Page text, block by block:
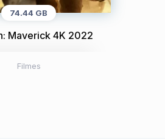
74.44 GB
Maverick 4K 2022
Filmes